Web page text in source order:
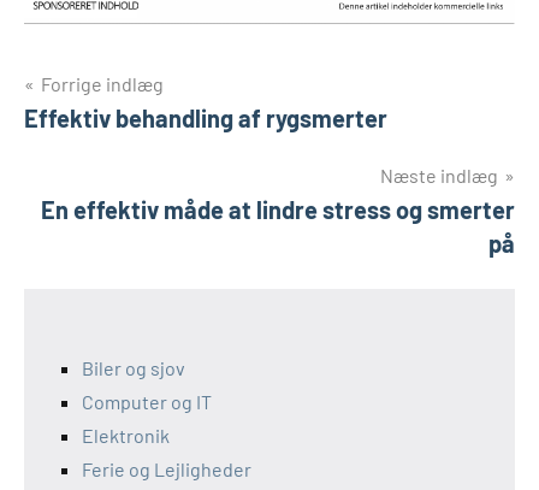
Indlægsnavigation
Forrige indlæg
Effektiv behandling af rygsmerter
Næste indlæg
En effektiv måde at lindre stress og smerter
på
Biler og sjov
Computer og IT
Elektronik
Ferie og Lejligheder